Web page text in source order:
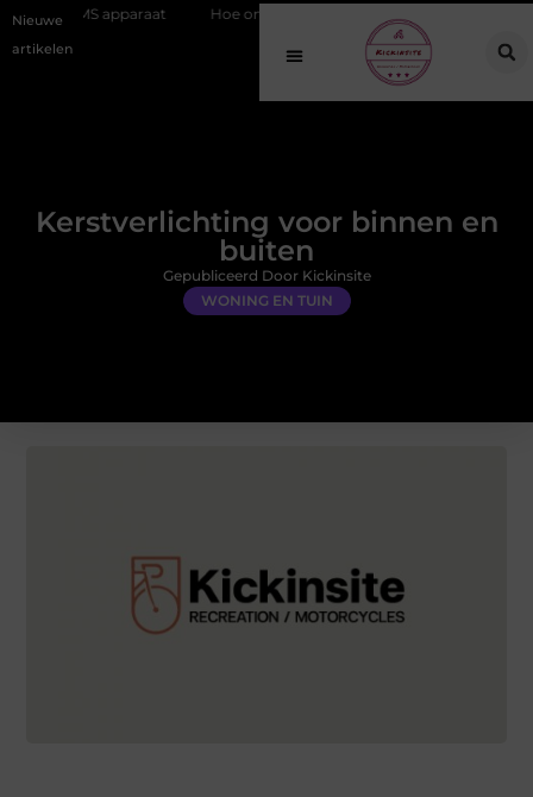
Nieuwe
artikelen
Hoe online vindbaarheid verandert in 2026
Kerstverlichting voor binnen en
buiten
WONING EN TUIN
Gepubliceerd Door Kickinsite